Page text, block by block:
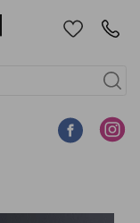
UlubioneKontakt
Szukaj
Facebook